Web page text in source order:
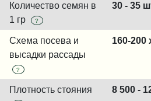
Количество семян в
1 гр
?
30 - 35
Схема посева и
высадки рассады
?
160-200
Плотность стояния 8 500 -